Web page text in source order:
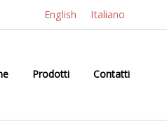
English Italiano
Prodotti Contatti